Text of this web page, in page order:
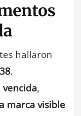
hallaron
.
vencida,
marca visible